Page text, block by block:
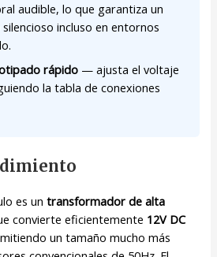
audible, lo que garantiza un
incluso en entornos
rápido — ajusta el voltaje
la tabla de conexiones
es untransformador de alta
convierte eficientemente 12V DC
un tamaño mucho más